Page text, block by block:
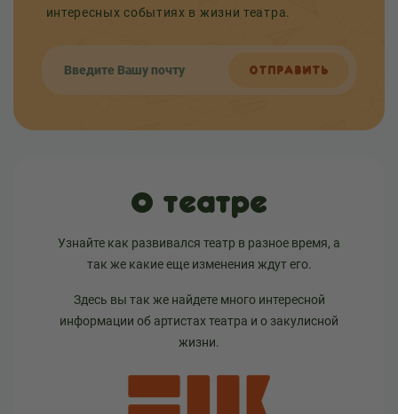
интересных событиях в жизни театра.
ОТПРАВИТЬ
О театре
Узнайте как развивался театр в разное время, а
так же какие еще изменения ждут его.
Здесь вы так же найдете много интересной
информации об артистах театра и о закулисной
жизни.